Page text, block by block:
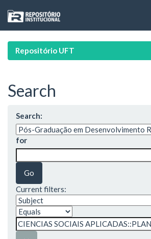
navigation
Repositório UFT
Search
Search:
for
Current filters: